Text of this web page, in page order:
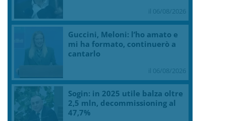
il 06/08/2026
Guccini, Meloni: l’ho amato e
mi ha formato, continuerò a
cantarlo
il 06/08/2026
Sogin: in 2025 utile balza oltre
2,5 mln, decommissioning al
47,7%